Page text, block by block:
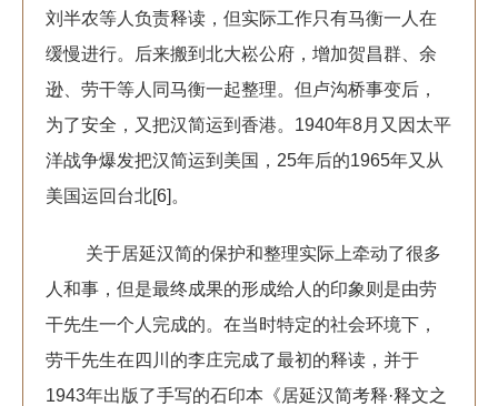
刘半农等人负责释读，但实际工作只有马衡一人在
缓慢进行。后来搬到北大崧公府，增加贺昌群、余
逊、劳干等人同马衡一起整理。但卢沟桥事变后，
为了安全，又把汉简运到香港。1940年8月又因太平
洋战争爆发把汉简运到美国，25年后的1965年又从
美国运回台北[6]。
关于居延汉简的保护和整理实际上牵动了很多
人和事，但是最终成果的形成给人的印象则是由劳
干先生一个人完成的。在当时特定的社会环境下，
劳干先生在四川的李庄完成了最初的释读，并于
1943年出版了手写的石印本《居延汉简考释·释文之